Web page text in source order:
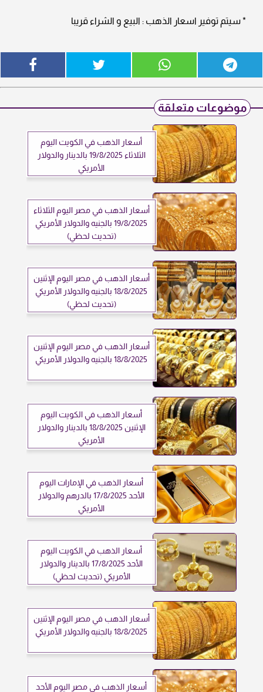
* سيتم توفير اسعار الذهب : البيع و الشراء قريبا
موضوعات متعلقة
أسعار الذهب في الكويت اليوم
الثلاثاء 19/8/2025 بالدينار والدولار
الأمريكي
أسعار الذهب في مصر اليوم الثلاثاء
19/8/2025 بالجنيه والدولار الأمريكي
(تحديث لحظي)
أسعار الذهب في مصر اليوم الإثنين
18/8/2025 بالجنيه والدولار الأمريكي
(تحديث لحظي)
أسعار الذهب في مصر اليوم الإثنين
18/8/2025 بالجنيه والدولار الأمريكي
أسعار الذهب في الكويت اليوم
الإثنين 18/8/2025 بالدينار والدولار
الأمريكي
أسعار الذهب في الإمارات اليوم
الأحد 17/8/2025 بالدرهم والدولار
الأمريكي
أسعار الذهب في الكويت اليوم
الأحد 17/8/2025 بالدينار والدولار
الأمريكي (تحديث لحظي)
أسعار الذهب في مصر اليوم الإثنين
18/8/2025 بالجنيه والدولار الأمريكي
أسعار الذهب في مصر اليوم الأحد